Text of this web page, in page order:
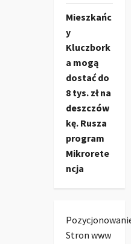
Mieszkańc
y
Kluczbork
a mogą
dostać do
8 tys. zł na
deszczów
kę. Rusza
program
Mikrorete
ncja
Stron www